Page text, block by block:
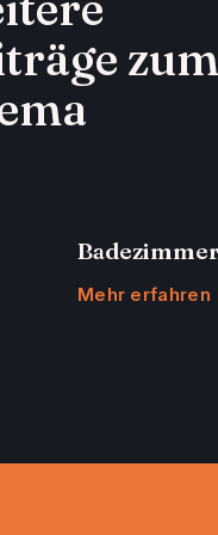
zum
Mehr erfahren